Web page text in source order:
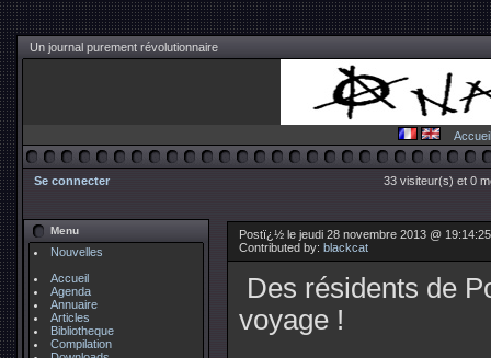
Un journal purement révolutionnaire
Accueil
Se connecter 33 visiteur(s) et 0
Menu
Nouvelles
Accueil
Agenda
Annuaire
Articles
Bibliotheque
Compilation
Postï¿½ le jeudi 28 novembre 2013 @
Contributed by: blackcat
Des résidents de
voyage !